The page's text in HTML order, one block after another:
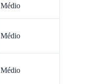
Médio
Médio
Médio